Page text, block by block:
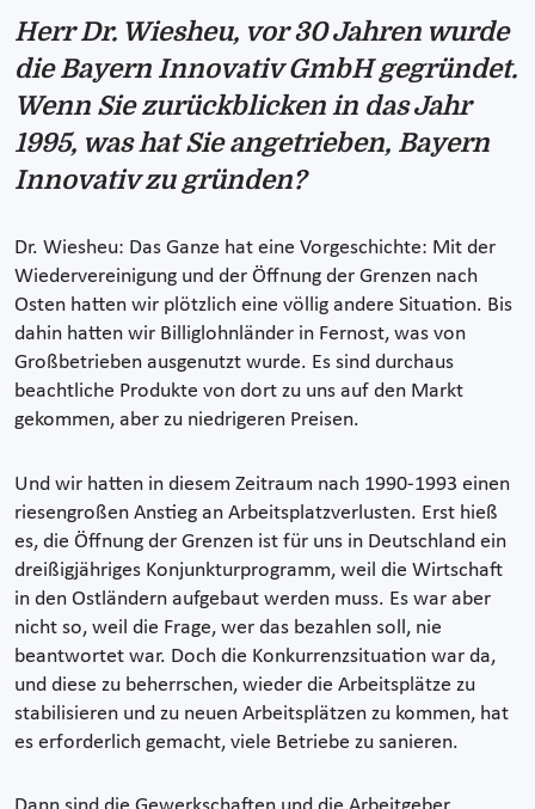
Herr Dr. Wiesheu, vor 30 Jahren wurde
die Bayern Innovativ GmbH gegründet.
Wenn Sie zurückblicken in das Jahr
1995, was hat Sie angetrieben, Bayern
Innovativ zu gründen?
Dr. Wiesheu: Das Ganze hat eine Vorgeschichte: Mit der
Wiedervereinigung und der Öffnung der Grenzen nach
Osten hatten wir plötzlich eine völlig andere Situation. Bis
dahin hatten wir Billiglohnländer in Fernost, was von
Großbetrieben ausgenutzt wurde. Es sind durchaus
beachtliche Produkte von dort zu uns auf den Markt
gekommen, aber zu niedrigeren Preisen.
Und wir hatten in diesem Zeitraum nach 1990-1993 einen
riesengroßen Anstieg an Arbeitsplatzverlusten. Erst hieß
es, die Öffnung der Grenzen ist für uns in Deutschland ein
dreißigjähriges Konjunkturprogramm, weil die Wirtschaft
in den Ostländern aufgebaut werden muss. Es war aber
nicht so, weil die Frage, wer das bezahlen soll, nie
beantwortet war. Doch die Konkurrenzsituation war da,
und diese zu beherrschen, wieder die Arbeitsplätze zu
stabilisieren und zu neuen Arbeitsplätzen zu kommen, hat
es erforderlich gemacht, viele Betriebe zu sanieren.